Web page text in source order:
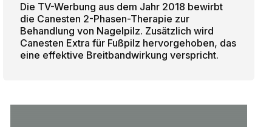
Die TV-Werbung aus dem Jahr 2018 bewirbt
die Canesten 2-Phasen-Therapie zur
Behandlung von Nagelpilz. Zusätzlich wird
Canesten Extra für Fußpilz hervorgehoben, das
eine effektive Breitbandwirkung verspricht.